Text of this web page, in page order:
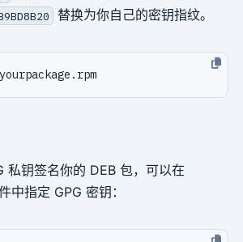
替换为你自己的密钥指纹。
rpm --addsign yourpackage.rpm
私钥签名你的 DEB 包，可以在
中指定 GPG 密钥：